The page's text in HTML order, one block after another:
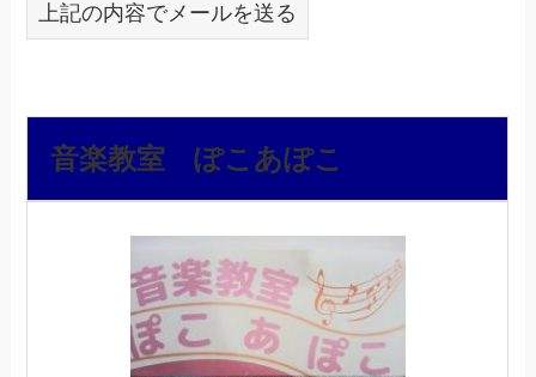
上記の内容でメールを送る
音楽教室 ぽこあぽこ